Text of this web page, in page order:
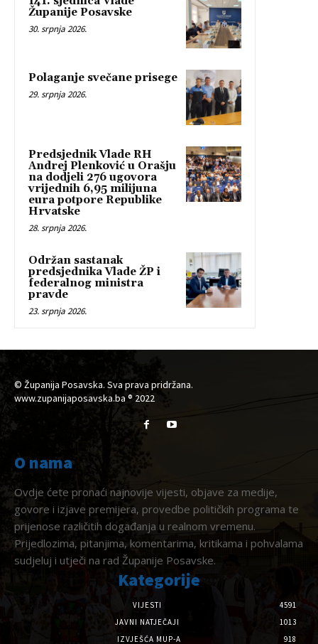
Županije Posavske
30. srpnja 2026.
Polaganje svečane prisege
29. srpnja 2026.
Predsjednik Vlade RH
Andrej Plenković u Orašju
na dodjeli 276 ugovora
vrijednih 6,95 milijuna
eura potpore Republike
Hrvatske
28. srpnja 2026.
Održan sastanak
predsjednika Vlade ŽP i
federalnog ministra
pravde
23. srpnja 2026.
© Županija Posavska. Sva prava pridržana.
www.zupanijaposavska.ba ® 2022
O nama
Ovdje ćete pronaći najnovije vijesti, objave za medije,
govore i izjave premijera, provedbe političkih programa te
prijenose različitih događanja u realnom vremenu.
Prijedlozima, pitanjima, komentarima, kritikama i pohvalama
sudjeluj i utječi na rad Županije Posavske.
Kategorije
VIJESTI
4591
JAVNI NATJEČAJI
1013
IZVJEŠĆA MUP-A
918